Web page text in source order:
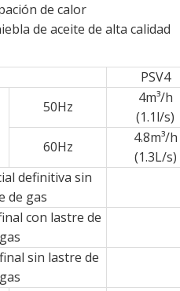
de calor
de aceite de alta calidad
PSV4
50Hz
4m³/h
(1.1l/s)
60Hz
4.8m³/h
(1.3L/s)
definitiva sin
de gas
con lastre de
gas
sin lastre de
gas